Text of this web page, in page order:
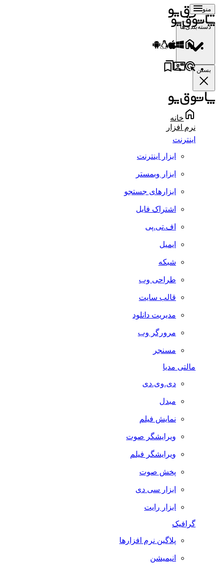
منو
دسته‌بندی‌ها
بستن
خانه
نرم افزار
اینترنت
ابزار اینترنت
ابزار وبمستر
ابزارهای جستجو
اشتراک فایل
اف.تی.پی
ایمیل
شبکه
طراحی وب
قالب سایت
مدیریت دانلود
مرورگر وب
مسنجر
مالتی مدیا
دی.وی.دی
مبدل
نمایش فیلم
ویرایشگر صوت
ویرایشگر فیلم
پخش صوت
ابزار سی دی
ابزار رایت
گرافیک
پلاگین نرم افزارها
انیمیشن